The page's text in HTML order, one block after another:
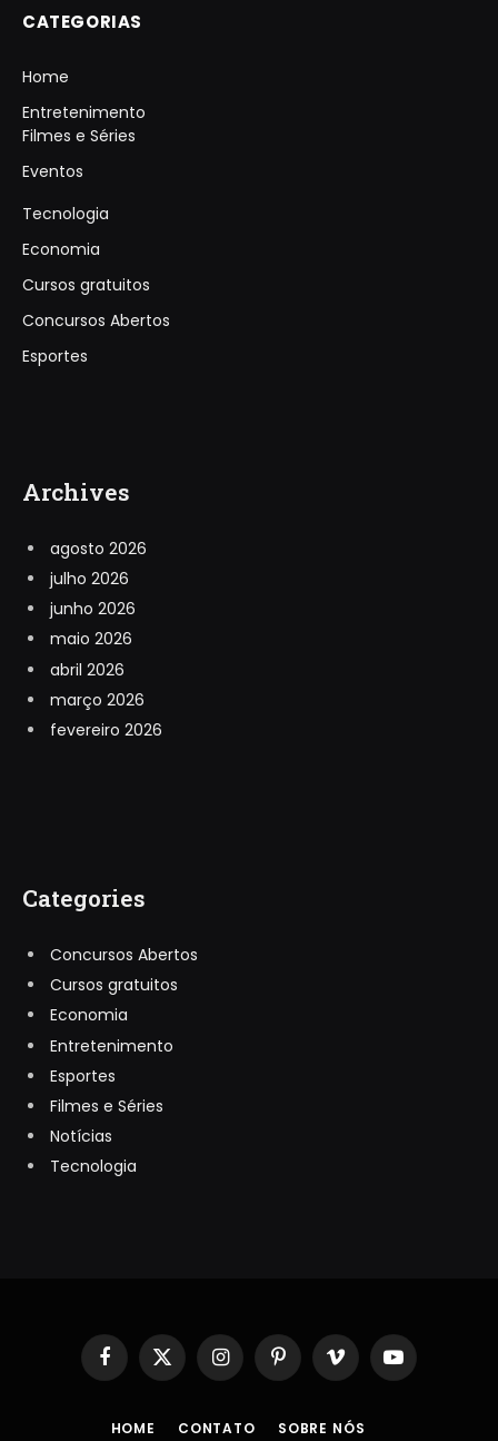
CATEGORIAS
Home
Entretenimento
Filmes e Séries
Eventos
Tecnologia
Economia
Cursos gratuitos
Concursos Abertos
Esportes
Archives
agosto 2026
julho 2026
junho 2026
maio 2026
abril 2026
março 2026
fevereiro 2026
Categories
Concursos Abertos
Cursos gratuitos
Economia
Entretenimento
Esportes
Filmes e Séries
Notícias
Tecnologia
Facebook
X
(Twitter)
InstagramPinterestVimeo YouTube
HOME CONTATO SOBRE NÓS